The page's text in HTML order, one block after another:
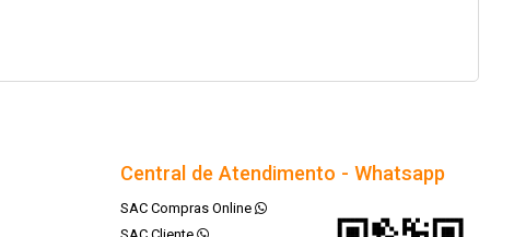
Central de Atendimento - Whatsapp
SAC Compras Online